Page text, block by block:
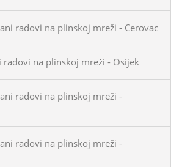
radovi na plinskoj mreži - Cerovac
na plinskoj mreži - Osijek
radovi na plinskoj mreži -
radovi na plinskoj mreži -